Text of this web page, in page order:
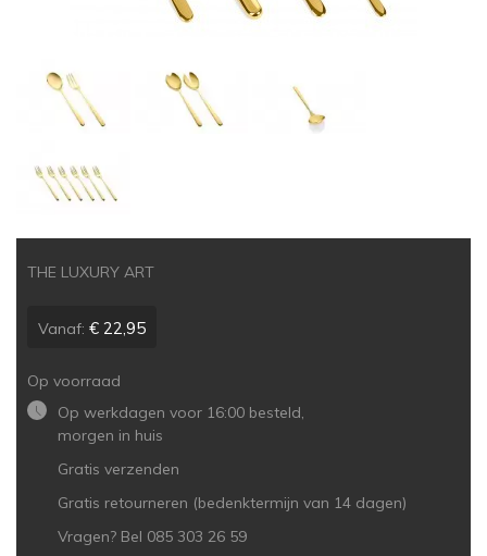
THE LUXURY ART
Vanaf: € 22,95
Op voorraad
Op werkdagen voor 16:00 besteld,
morgen in huis
Gratis verzenden
Gratis retourneren (bedenktermijn van 14 dagen)
Vragen? Bel 085 303 26 59